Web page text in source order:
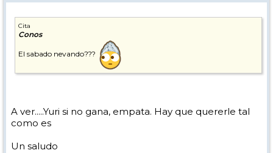
Cita
Conos
El sabado nevando???
A ver.....Yuri si no gana, empata. Hay que quererle tal
como es
Un saludo